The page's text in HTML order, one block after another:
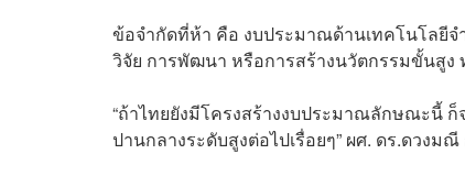
ข้อจำกัดที่ห้า คือ งบประมาณด้านเทคโนโลยี
วิจัย การพัฒนา หรือการสร้างนวัตกรรมขั้นสูง
“ถ้าไทยยังมีโครงสร้างงบประมาณลักษณะนี้
ปานกลางระดับสูงต่อไปเรื่อยๆ” ผศ. ดร.ดวงมณี